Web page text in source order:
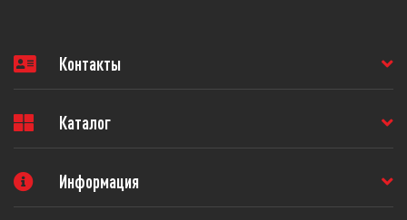
Контакты
Каталог
Информация